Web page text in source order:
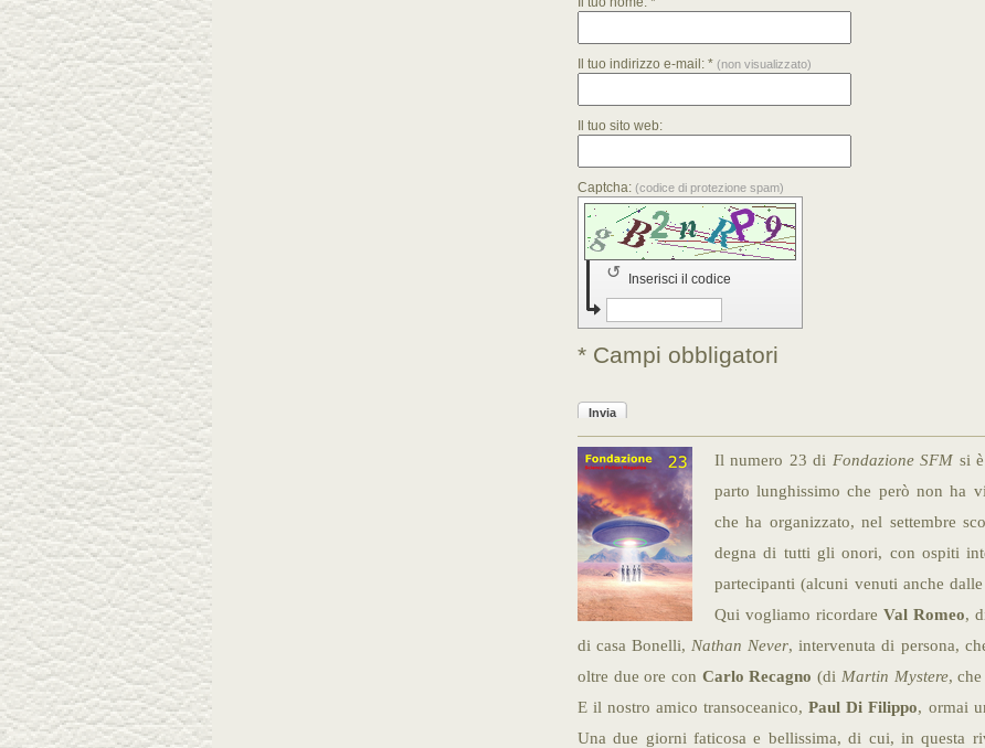
Il tuo indirizzo e-mail: * (non visualizzato)
Il tuo sito web:
Captcha: (codice di protezione spam)
Inserisci il codice
↺
* Campi obbligatori
Invia
Il numero 23 di Fondazione SFM si
parto lunghissimo che però non ha
che ha organizzato, nel settembre
degna di tutti gli onori, con ospiti
partecipanti (alcuni venuti anche
Qui vogliamo ricordare Val Romeo,
di casa Bonelli, Nathan Never, intervenuta di persona,
oltre due ore con Carlo Recagno (di Martin Mystere,
E il nostro amico transoceanico,Paul Di Filippo, ormai
Una due giorni faticosa e bellissima, di cui, in questa